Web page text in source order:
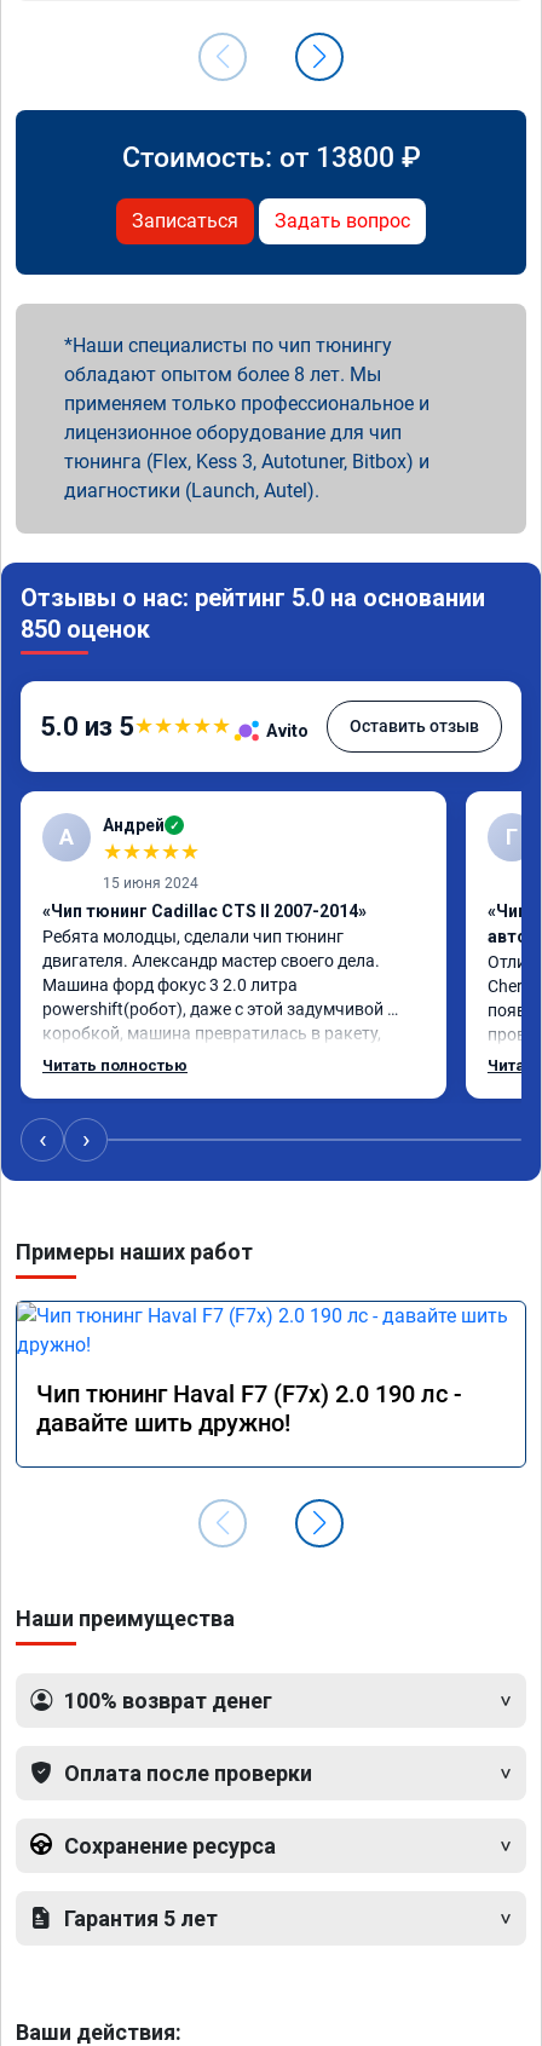
Стоимость: от 13800 ₽
Записаться Задать вопрос
Наши специалисты по чип тюнингу
обладают опытом более 8 лет. Мы
применяем только профессиональное и
лицензионное оборудование для чип
тюнинга (Flex, Kess 3, Autotuner, Bitbox) и
диагностики (Launch, Autel).
Отзывы о нас: рейтинг 5.0 на основании
850 оценок
5.0 из 5★★★★★ Avito Оставить отзыв
А Андрей ✓
★★★★★
15 июня 2024
«Чип тюнинг Cadillac CTS II 2007-2014»
Ребята молодцы, сделали чип тюнинг
двигателя. Александр мастер своего дела.
Машина форд фокус 3 2.0 литра
powershift(робот), даже с этой задумчивой
коробкой, машина превратилась в ракету,
даже страшно от такого ускорения, динамика
расход топлива немного уменьшился, начиная
даже на холостом ходу. Да, можно найти
дешевле услугу эту, но лучше чуть переплатить,
Читать полностью
Г
«Чип
Chery
‹ ›
Примеры наших работ
Чип тюнинг Haval F7 (F7x) 2.0 190 лс -
давайте шить дружно!
Наши преимущества
100% возврат денег
Оплата после проверки
Сохранение ресурса
Гарантия 5 лет
Ваши действия: